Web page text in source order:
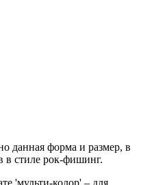
данная форма и размер, в
в стиле рок-фишинг.
'мульти-колор' – для